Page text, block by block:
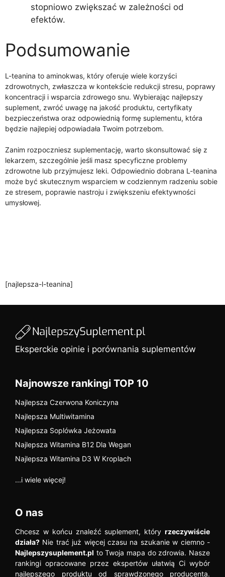
stopniowo zwiększać w zależności od
efektów.
Podsumowanie
L-teanina to aminokwas, który oferuje wiele korzyści
zdrowotnych, zwłaszcza w kontekście redukcji stresu, poprawy
koncentracji i wsparcia zdrowego snu. Wybierając najlepszy
suplement, zwróć uwagę na jakość produktu, certyfikaty
bezpieczeństwa oraz odpowiednią formę suplementu, która
będzie najlepiej odpowiadała Twoim potrzebom.
Zanim rozpoczniesz suplementację, warto skonsultować się z
lekarzem, szczególnie jeśli masz specyficzne problemy
zdrowotne lub przyjmujesz leki. Odpowiednio dobrana L-teanina
może być skutecznym wsparciem w codziennym radzeniu sobie
ze stresem, poprawie nastroju i zwiększeniu efektywności
umysłowej.
[najlepsza-l-teanina]
Eksperckie opinie i porównania suplementów
Najnowsze rankingi TOP 10
Najlepsza Czerwona Koniczyna
Najlepsza Multiwitamina
Najlepsza Soplówka Jeżowata
Najlepsza Witamina B12 Dla Wegan
Najlepsza Witamina D3 W Kroplach
...i wiele więcej!
O nas
Chcesz w końcu znaleźć suplement, który rzeczywiście
działa? Nie trać już więcej czasu na szukanie w ciemno -
Najlepszysuplement.pl to Twoja mapa do zdrowia. Nasze
rankingi opracowane przez ekspertów ułatwią Ci wybór
najlepszego produktu od sprawdzonego producenta.